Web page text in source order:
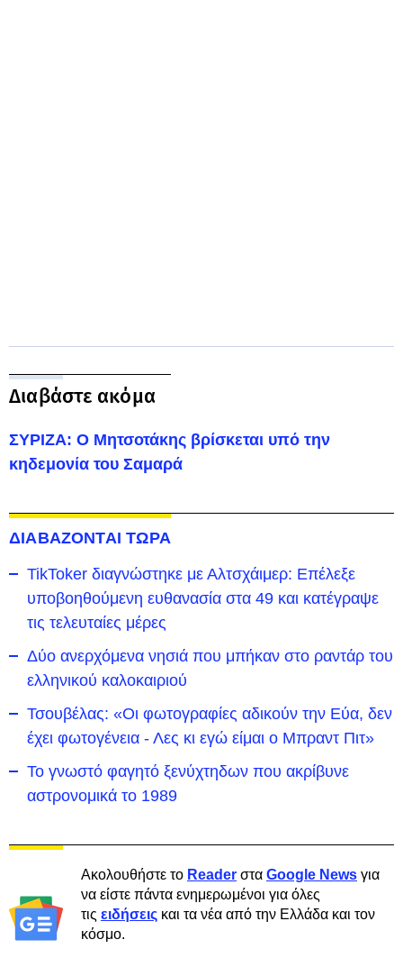
Διαβάστε ακόμα
ΣΥΡΙΖΑ: Ο Μητσοτάκης βρίσκεται υπό την
κηδεμονία του Σαμαρά
ΔΙΑΒΑΖΟΝΤΑΙ ΤΩΡΑ
TikToker διαγνώστηκε με Αλτσχάιμερ: Επέλεξε
υποβοηθούμενη ευθανασία στα 49 και κατέγραψε
τις τελευταίες μέρες
Δύο ανερχόμενα νησιά που μπήκαν στο ραντάρ του
ελληνικού καλοκαιριού
Τσουβέλας: «Οι φωτογραφίες αδικούν την Εύα, δεν
έχει φωτογένεια - Λες κι εγώ είμαι ο Μπραντ Πιτ»
Το γνωστό φαγητό ξενύχτηδων που ακρίβυνε
αστρονομικά το 1989
Ακολουθήστε το Reader στα Google News για
να είστε πάντα ενημερωμένοι για όλες
τις ειδήσεις και τα νέα από την Ελλάδα και τον
κόσμο.